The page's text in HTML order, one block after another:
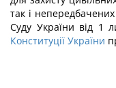
так і
Суду України від 1
Конституції України